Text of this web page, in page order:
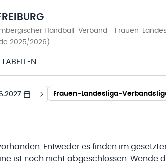
Handball-Verband - Frauen-
2025/2026)
TABELLEN
Entweder es finden im
ist noch nicht abgeschlossen. Wende